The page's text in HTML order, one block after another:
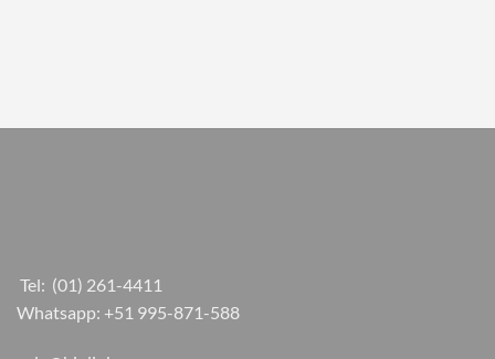
Tel: (01) 261-4411
Whatsapp: +51 995-871-588